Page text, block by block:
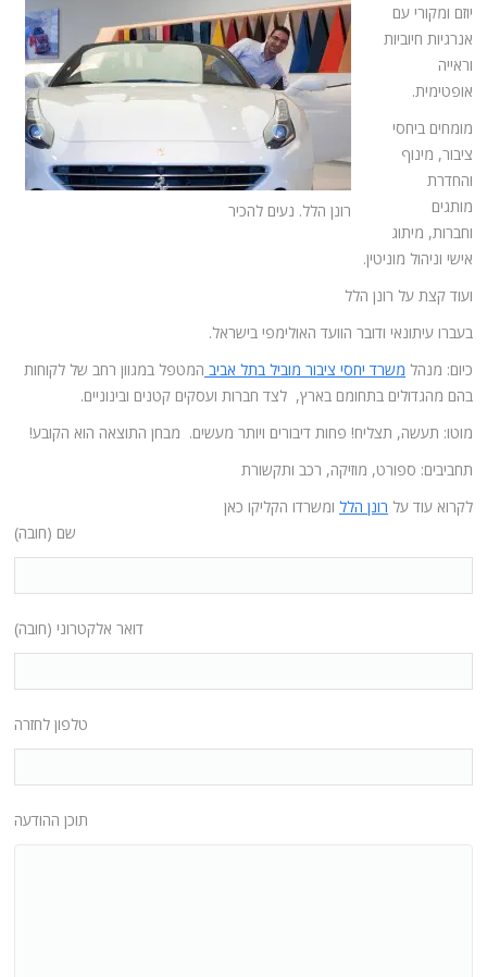
רונן הלל. נעים להכיר
יוזם ומקורי עם
אנרגיות חיוביות
וראייה
אופטימית.
מומחים ביחסי
ציבור, מינוף
והחדרת
מותגים
וחברות, מיתוג
אישי וניהול מוניטין.
ועוד קצת על רונן הלל
בעברו עיתונאי ודובר הוועד האולימפי בישראל.
כיום: מנהל משרד יחסי ציבור מוביל בתל אביב המטפל במגוון רחב של לקוחות
בהם מהגדולים בתחומם בארץ, לצד חברות ועסקים קטנים ובינוניים.
מוטו: תעשה, תצליח! פחות דיבורים ויותר מעשים. מבחן התוצאה הוא הקובע!
תחביבים: ספורט, מוזיקה, רכב ותקשורת
לקרוא עוד על רונן הלל ומשרדו הקליקו כאן
שם (חובה)
דואר אלקטרוני (חובה)
טלפון לחזרה
תוכן ההודעה